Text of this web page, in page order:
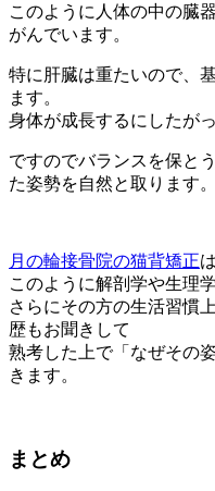
このように人体の中の臓
がんでいます。
特に肝臓は重たいので、
ます。
身体が成長するにしたが
ですのでバランスを保と
た姿勢を自然と取ります。
月の輪接骨院の猫背矯正は
このように解剖学や生理
さらにその方の生活習慣
歴もお聞きして
熟考した上で「なぜその
きます。
まとめ